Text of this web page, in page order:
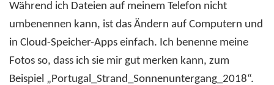
Während ich Dateien auf meinem Telefon nicht
umbenennen kann, ist das Ändern auf Computern und
in Cloud-Speicher-Apps einfach. Ich benenne meine
Fotos so, dass ich sie mir gut merken kann, zum
Beispiel „Portugal_Strand_Sonnenuntergang_2018“.